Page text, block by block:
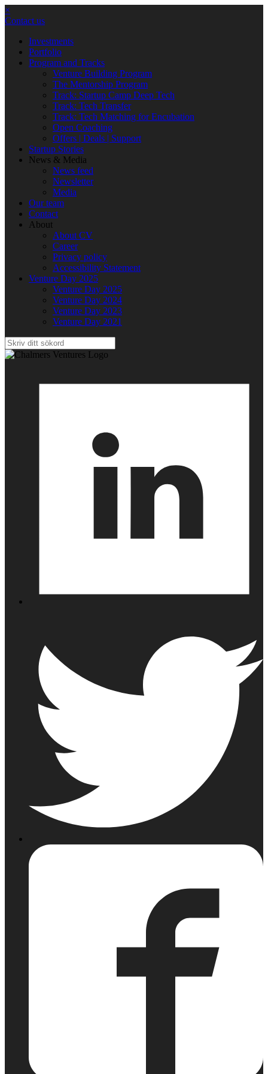
×
Contact us
Investments
Portfolio
Program and Tracks
Venture Building Program
The Mentorship Program
Track: Startup Camp Deep Tech
Track: Tech Transfer
Track: Tech Matching for Encubation
Open Coaching
Offers | Deals | Support
Startup Stories
News & Media
News feed
Newsletter
Media
Our team
Contact
About
About CV
Career
Privacy policy
Accessibility Statement
Venture Day 2025
Venture Day 2025
Venture Day 2024
Venture Day 2023
Venture Day 2021